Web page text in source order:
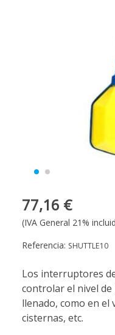
77,16 €
(IVA General 21%
Referencia: SHUTTLE10
Los interruptores
controlar el nivel
llenado, como en el
cisternas, etc.